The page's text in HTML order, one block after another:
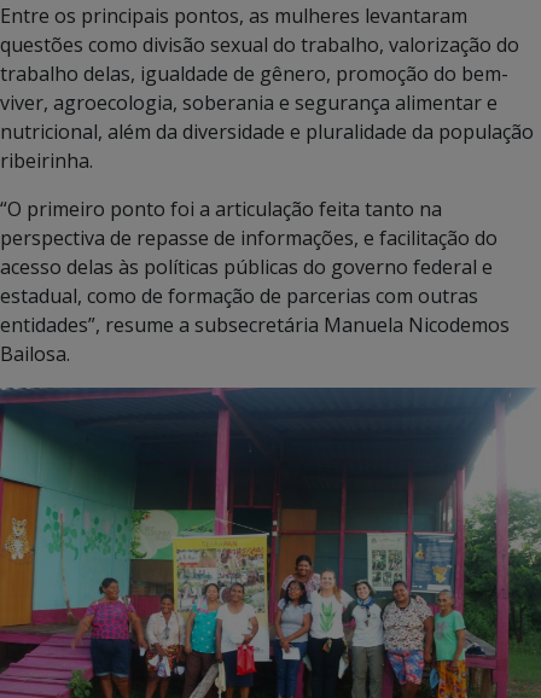
Entre os principais pontos, as mulheres levantaram
questões como divisão sexual do trabalho, valorização do
trabalho delas, igualdade de gênero, promoção do bem-
viver, agroecologia, soberania e segurança alimentar e
nutricional, além da diversidade e pluralidade da população
ribeirinha.
“O primeiro ponto foi a articulação feita tanto na
perspectiva de repasse de informações, e facilitação do
acesso delas às políticas públicas do governo federal e
estadual, como de formação de parcerias com outras
entidades”, resume a subsecretária Manuela Nicodemos
Bailosa.